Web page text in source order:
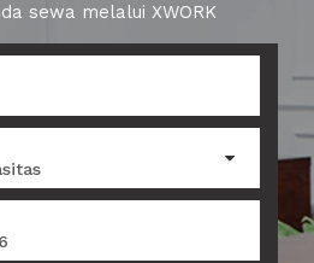
sewa melalui XWORK